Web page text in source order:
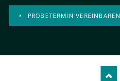
PROBETERMIN VEREINBAREN